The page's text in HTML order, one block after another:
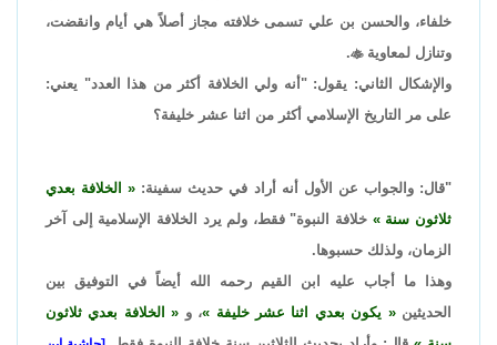
خلفاء، والحسن بن علي تسمى خلافته مجاز أصلاً هي أيام وانقضت،
وتنازل لمعاوية
.
والإشكال الثاني: يقول: "أنه ولي الخلافة أكثر من هذا العدد" يعني:
على مر التاريخ الإسلامي أكثر من اثنا عشر خليفة؟
"قال: والجواب عن الأول أنه أراد في حديث سفينة:
الخلافة بعدي
ثلاثون سنة
خلافة النبوة" فقط، ولم يرد الخلافة الإسلامية إلى آخر
الزمان، ولذلك حسبوها.
وهذا ما أجاب عليه ابن القيم رحمه الله أيضاً في التوفيق بين
الحديثين
يكون بعدي اثنا عشر خليفة ، و
الخلافة بعدي ثلاثون